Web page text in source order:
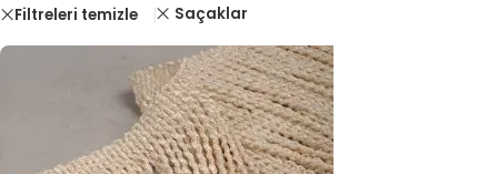
Filtreleri temizle Saçaklar